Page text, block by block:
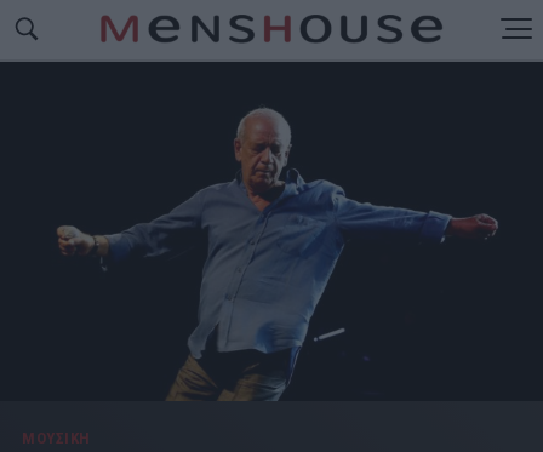
ΜΟΥΣΙΚΗ